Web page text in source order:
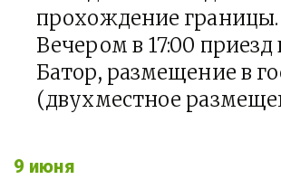
прохождение границы.
Вечером в 17:00 приезд
Батор, размещение в
(двухместное
9 июня